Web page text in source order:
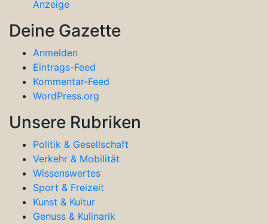
Anzeige
Deine Gazette
Anmelden
Eintrags-Feed
Kommentar-Feed
WordPress.org
Unsere Rubriken
Politik & Gesellschaft
Verkehr & Mobilität
Wissenswertes
Sport & Freizeit
Kunst & Kultur
Genuss & Kulinarik